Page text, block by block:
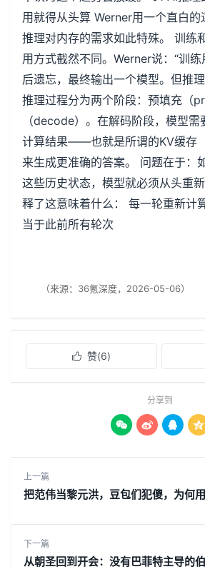
用就得从头算 Werner用一个直白的
推理对内存的需求如此特殊。 训练
用方式截然不同。Werner说：“训
后遗忘，最终输出一个模型。但推
推理过程分为两个阶段：预填充（
（decode）。在解码阶段，模型
计算结果——也就是所谓的KV缓
来生成更准确的答案。 问题在于：
这些历史状态，模型就必须从头重
释了这意味着什么： 每一轮重新计
当于此前所有轮次
（来源：36氪深度，2026-05-06）
 赞(6)
分享到
   
上一篇
把范伟当黎元洪，豆包们犯傻，为何
下一篇
从朝圣回到开会：没有巴菲特主导的